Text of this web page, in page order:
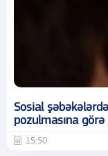
Sosial
pozulmasına
15:50